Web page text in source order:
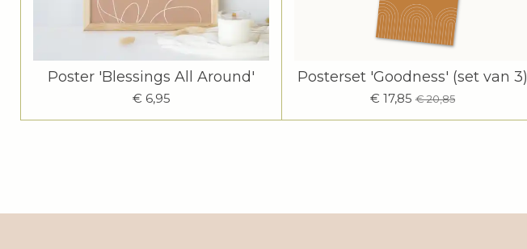
Poster 'Blessings All Around'
€ 6,95
Posterset 'Goodness' (set van 3)
€ 17,85 € 20,85